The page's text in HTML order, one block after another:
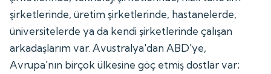
şirketlerinde, üretim şirketlerinde, hastanelerde,
üniversitelerde ya da kendi şirketlerinde çalışan
arkadaşlarım var. Avustralya'dan ABD'ye,
Avrupa'nın birçok ülkesine göç etmiş dostlar var;